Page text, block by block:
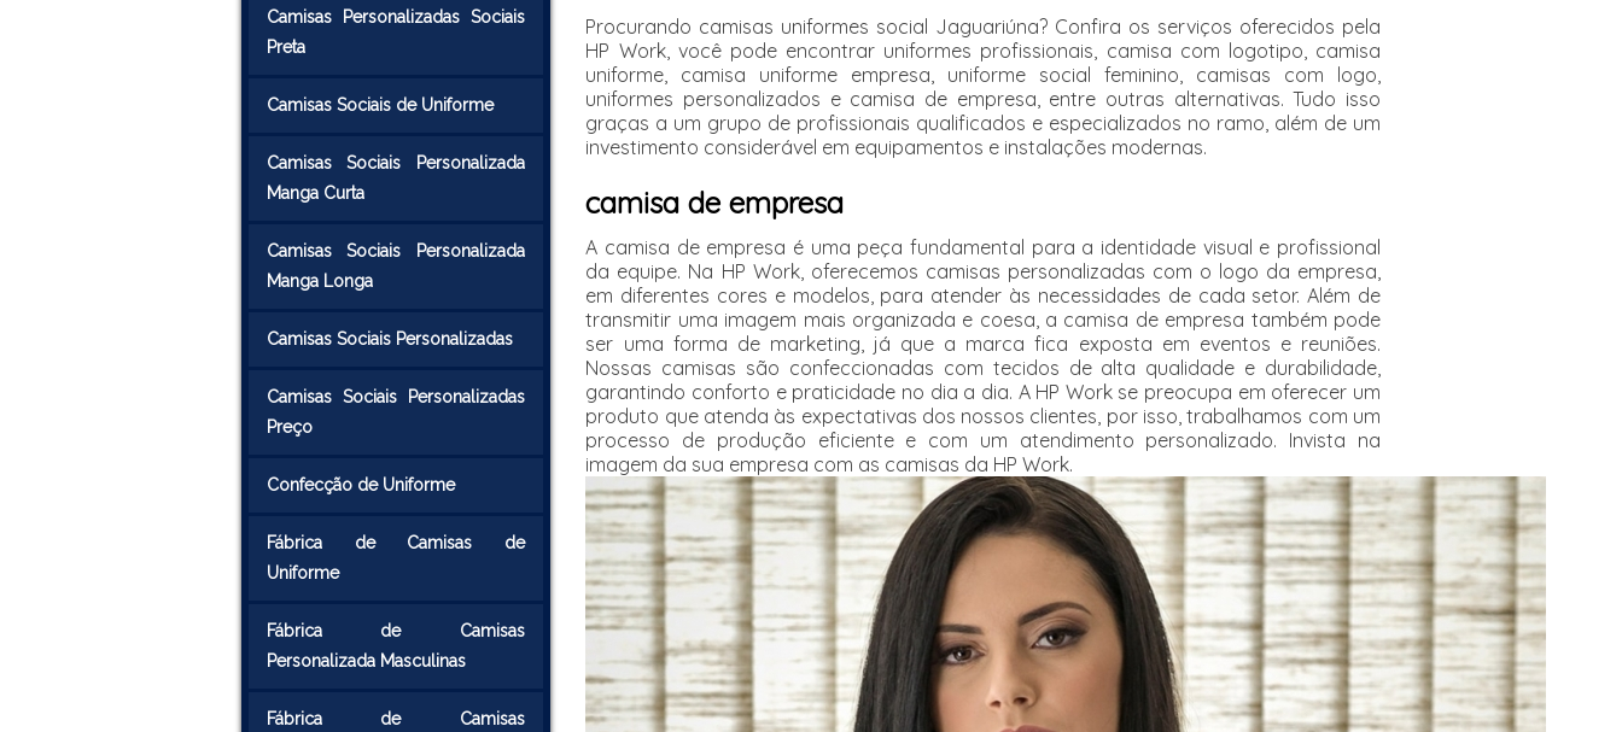
Camisas Personalizadas Sociais
Preta
Camisas Sociais de Uniforme
Camisas Sociais Personalizada
Manga Curta
Camisas Sociais Personalizada
Manga Longa
Camisas Sociais Personalizadas
Camisas Sociais Personalizadas
Preço
Confecção de Uniforme
Fábrica de Camisas de
Uniforme
Fábrica de Camisas
Personalizada Masculinas
Fábrica de Camisas
Procurando camisas uniformes social Jaguariúna? Confira os serviços oferecidos pela
HP Work, você pode encontrar uniformes profissionais, camisa com logotipo, camisa
uniforme, camisa uniforme empresa, uniforme social feminino, camisas com logo,
uniformes personalizados e camisa de empresa, entre outras alternativas. Tudo isso
graças a um grupo de profissionais qualificados e especializados no ramo, além de um
investimento considerável em equipamentos e instalações modernas.
camisa de empresa
A camisa de empresa é uma peça fundamental para a identidade visual e profissional
da equipe. Na HP Work, oferecemos camisas personalizadas com o logo da empresa,
em diferentes cores e modelos, para atender às necessidades de cada setor. Além de
transmitir uma imagem mais organizada e coesa, a camisa de empresa também pode
ser uma forma de marketing, já que a marca fica exposta em eventos e reuniões.
Nossas camisas são confeccionadas com tecidos de alta qualidade e durabilidade,
garantindo conforto e praticidade no dia a dia. A HP Work se preocupa em oferecer um
produto que atenda às expectativas dos nossos clientes, por isso, trabalhamos com um
processo de produção eficiente e com um atendimento personalizado. Invista na
imagem da sua empresa com as camisas da HP Work.